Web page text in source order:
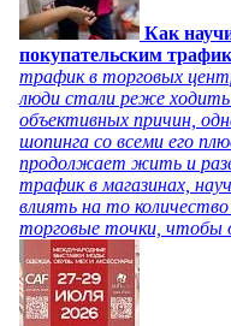
Как
покупательским
трафик в торговых
люди стали реже ходить
объективных причин,
шопинга со всеми его
продолжает жить и
трафик в магазинах,
влиять на то
торговые точки, чтобы